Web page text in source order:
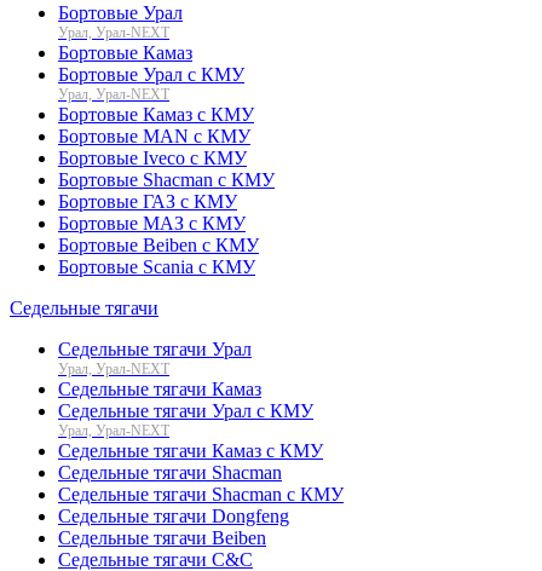
Бортовые Урал
Урал, Урал-NEXT
Бортовые Камаз
Бортовые Урал с КМУ
Урал, Урал-NEXT
Бортовые Камаз с КМУ
Бортовые MAN с КМУ
Бортовые Iveco с КМУ
Бортовые Shacman с КМУ
Бортовые ГАЗ с КМУ
Бортовые МАЗ с КМУ
Бортовые Beiben с КМУ
Бортовые Scania с КМУ
Седельные тягачи
Седельные тягачи Урал
Урал, Урал-NEXT
Седельные тягачи Камаз
Седельные тягачи Урал с КМУ
Урал, Урал-NEXT
Седельные тягачи Камаз с КМУ
Седельные тягачи Shacman
Седельные тягачи Shacman с КМУ
Седельные тягачи Dongfeng
Седельные тягачи Beiben
Седельные тягачи C&C